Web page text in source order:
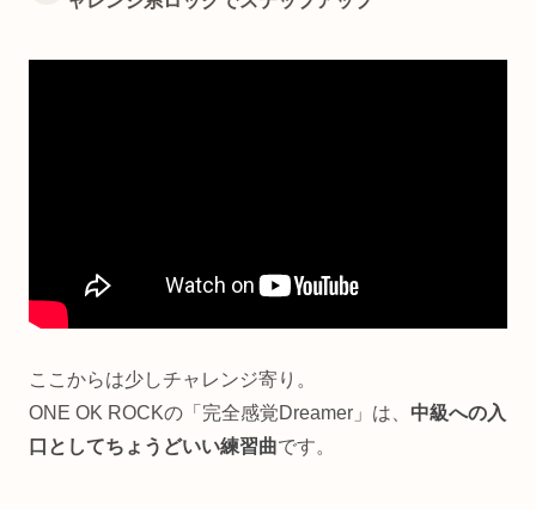
ここからは少しチャレンジ寄り。
ONE OK ROCKの「完全感覚Dreamer」は、 中級への入
口としてちょうどいい練習曲です。